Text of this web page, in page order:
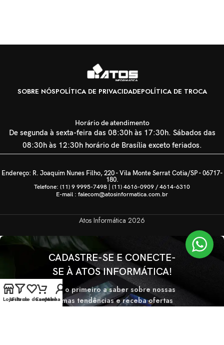
SOBRE NÓSPOLÍTICA DE PRIVACIDADEPOLÍTICA DE TROCA
Horário de atendimento
De segunda à sexta-feira das 08:30h às 17:30h. Sábados das
08:30h às 12:30h horário de Brasília exceto feriados.
Endereço: R. Joaquim Nunes Filho, 220 - Vila Monte Serrat Cotia/SP - 06717-
180.
Telefone: (11) 9 9995-7498 | (11) 4616-0909 / 4614-6310
E-mail : falecom@atosinformatica.com.br
Atos Informática 2026
CADASTRE-SE E CONECTE-
SE À ATOS INFORMÁTICA!
Seja o primeiro a saber sobre nossas
últimas tendências e receba ofertas
LojaFiltros
Lista de desejos
CarrinhoMinha conta